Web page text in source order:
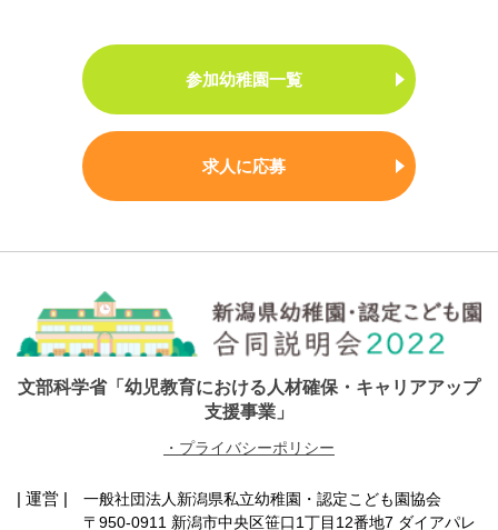
参加幼稚園一覧
求人に応募
文部科学省「幼児教育における人材確保・キャリアアップ
支援事業」
・プライバシーポリシー
| 運営 |
一般社団法人新潟県私立幼稚園・認定こども園協会
〒950-0911 新潟市中央区笹口1丁目12番地7 ダイアパレ